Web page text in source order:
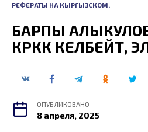
РЕФЕРАТЫ НА КЫРГЫЗСКОМ.
БАРПЫ
КӨРККӨ КЕЛБЕЙТ,
ОПУБЛИКОВАНО
8 апреля, 2025